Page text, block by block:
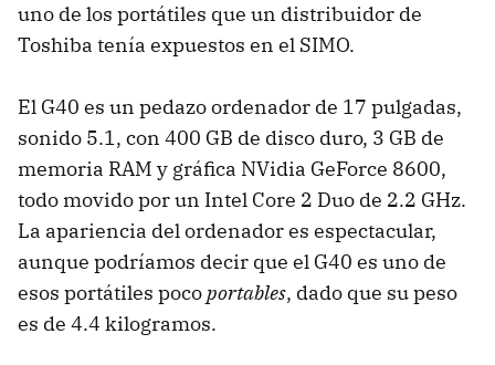
uno de los portátiles que un distribuidor de
Toshiba tenía expuestos en el SIMO.
El G40 es un pedazo ordenador de 17 pulgadas,
sonido 5.1, con 400 GB de disco duro, 3 GB de
memoria RAM y gráfica NVidia GeForce 8600,
todo movido por un Intel Core 2 Duo de 2.2 GHz.
La apariencia del ordenador es espectacular,
aunque podríamos decir que el G40 es uno de
esos portátiles pocoportables, dado que su peso
es de 4.4 kilogramos.